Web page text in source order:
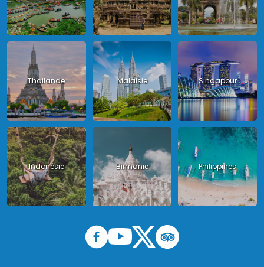
Thailande Malaisie Singapour
Indonésie Birmanie Philippines